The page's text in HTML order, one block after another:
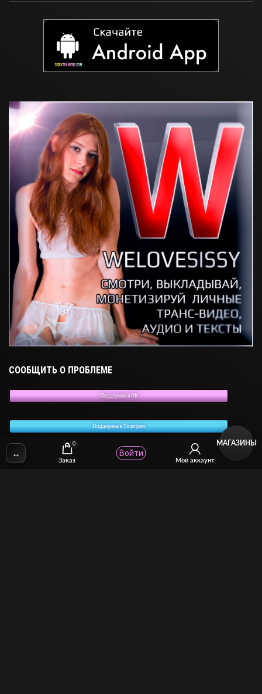
СООБЩИТЬ О ПРОБЛЕМЕ
Поддержка в ВК
Поддержка в Телеграм
✉Email: stcomhelp@gmail.com
↔
0
Заказ Мой аккаунт
Войти
МАГАЗИНЫ